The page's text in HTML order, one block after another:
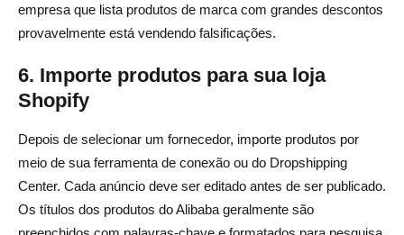
empresa que lista produtos de marca com grandes descontos
provavelmente está vendendo falsificações.
6. Importe produtos para sua loja
Shopify
Depois de selecionar um fornecedor, importe produtos por
meio de sua ferramenta de conexão ou do Dropshipping
Center. Cada anúncio deve ser editado antes de ser publicado.
Os títulos dos produtos do Alibaba geralmente são